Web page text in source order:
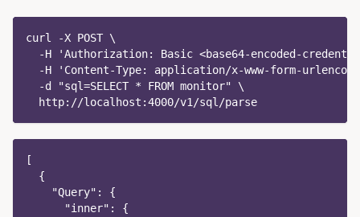
curl -X POST \
-H 'Authorization: Basic <base64-encoded-
-H 'Content-Type: application/x-www-form-
  -d "sql=SELECT * FROM monitor" \
  http://localhost:4000/v1/sql/parse
[
  {
    "Query": {
      "inner": {